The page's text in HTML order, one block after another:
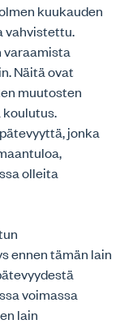
kuukauden
vahvistettu.
Näitä ovat
muutosten
jonka
olleita
ennen tämän lain
voimassa
lain